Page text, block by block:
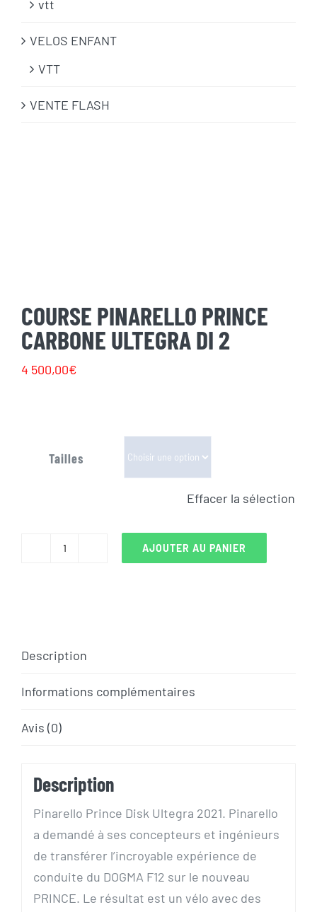
COURSE PINARELLO PRINCE
CARBONE ULTEGRA DI 2
4 500,00€
Tailles
Effacer la sélection
CARBONE
ULTEGRA
AJOUTER AU PANIER
Description
Informations complémentaires
Avis (0)
Description
Pinarello Prince Disk Ultegra 2021. Pinarello
a demandé à ses concepteurs et ingénieurs
de transférer l’incroyable expérience de
conduite du DOGMA F12 sur le nouveau
PRINCE. Le résultat est un vélo avec des
vtt
VELOS ENFANT
VTT
VENTE FLASH